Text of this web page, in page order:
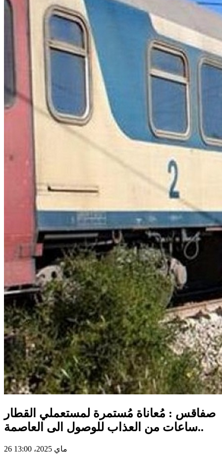
صفاقس : مُعاناة مُستمرة لمستعملي القطار
..ساعات من العذاب للوصول الى العاصمة
26 ماي 2025، 13:00